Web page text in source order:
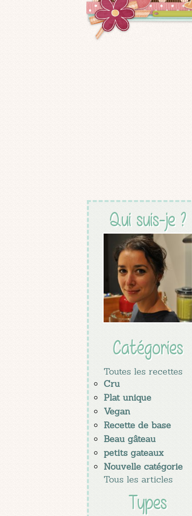
Qui suis-je ?
Catégories
Toutes les recettes
Cru
Plat unique
Vegan
Recette de base
Beau gâteau
petits gateaux
Nouvelle catégorie
Tous les articles
Types